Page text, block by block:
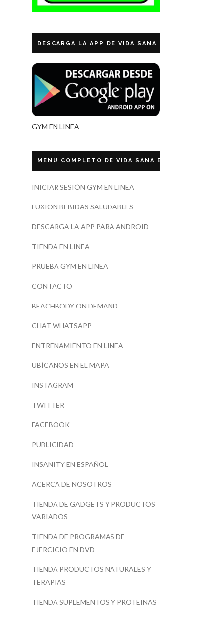
DESCARGA LA APP DE VIDA SANA ECUADOR
GYM EN LINEA
MENU COMPLETO DE VIDA SANA ECUADOR
INICIAR SESIÓN GYM EN LINEA
FUXION BEBIDAS SALUDABLES
DESCARGA LA APP PARA ANDROID
TIENDA EN LINEA
PRUEBA GYM EN LINEA
CONTACTO
BEACHBODY ON DEMAND
CHAT WHATSAPP
ENTRENAMIENTO EN LINEA
UBÍCANOS EN EL MAPA
INSTAGRAM
TWITTER
FACEBOOK
PUBLICIDAD
INSANITY EN ESPAÑOL
ACERCA DE NOSOTROS
TIENDA DE GADGETS Y PRODUCTOS
VARIADOS
TIENDA DE PROGRAMAS DE
EJERCICIO EN DVD
TIENDA PRODUCTOS NATURALES Y
TERAPIAS
TIENDA SUPLEMENTOS Y PROTEINAS